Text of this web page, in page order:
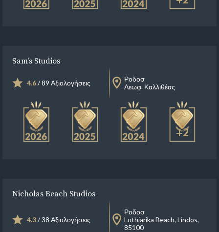
Sam's Studios
4.6/ 89 Αξιολογήσεις
Ροδοσ
Λεωφ. Καλλιθέας
+2
Nicholas Beach Studios
4.3/ 38 Αξιολογήσεις
Ροδοσ
Lothiarika Beach, Lindos,
85100